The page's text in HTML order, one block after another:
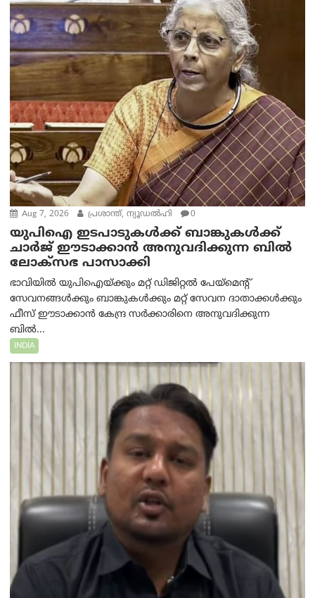
Aug 7, 2026 പ്രശാന്ത്, ന്യൂഡല്‍ഹി 0
യുപിഐ ഇടപാടുകൾക്ക് ബാങ്കുകൾക്ക്
ചാർജ് ഈടാക്കാൻ അനുവദിക്കുന്ന ബിൽ
ലോക്‌സഭ പാസാക്കി
ഭാവിയിൽ യുപിഐയ്ക്കും മറ്റ് ഡിജിറ്റൽ പേയ്‌മെന്റ്
സേവനങ്ങൾക്കും ബാങ്കുകൾക്കും മറ്റ് സേവന ദാതാക്കൾക്കും
ഫീസ് ഈടാക്കാൻ കേന്ദ്ര സർക്കാരിനെ അനുവദിക്കുന്ന
ബിൽ...
INDIA